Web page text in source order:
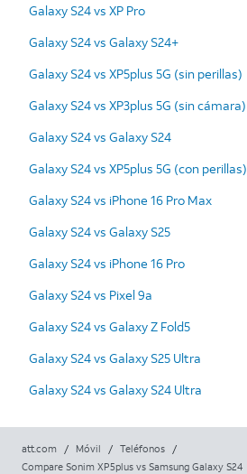
Galaxy S24 vs XP Pro
Galaxy S24 vs Galaxy S24+
Galaxy S24 vs XP5plus 5G (sin perillas)
Galaxy S24 vs XP3plus 5G (sin cámara)
Galaxy S24 vs Galaxy S24
Galaxy S24 vs XP5plus 5G (con perillas)
Galaxy S24 vs iPhone 16 Pro Max
Galaxy S24 vs Galaxy S25
Galaxy S24 vs iPhone 16 Pro
Galaxy S24 vs Pixel 9a
Galaxy S24 vs Galaxy Z Fold5
Galaxy S24 vs Galaxy S25 Ultra
Galaxy S24 vs Galaxy S24 Ultra
att.com / Móvil / Teléfonos
/
Compare Sonim XP5plus vs Samsung Galaxy S24